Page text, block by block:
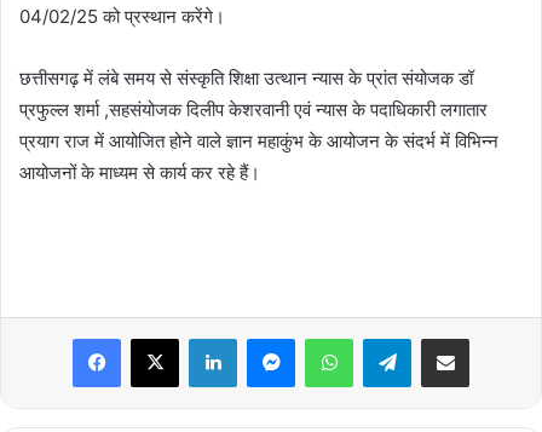
04/02/25 को प्रस्थान करेंगे।
छत्तीसगढ़ में लंबे समय से संस्कृति शिक्षा उत्थान न्यास के प्रांत संयोजक डॉ
प्रफुल्ल शर्मा ,सहसंयोजक दिलीप केशरवानी एवं न्यास के पदाधिकारी लगातार
प्रयाग राज में आयोजित होने वाले ज्ञान महाकुंभ के आयोजन के संदर्भ में विभिन्न
आयोजनों के माध्यम से कार्य कर रहे हैं।
Facebook
X LinkedInMessengerWhatsAppTelegramShare via Email